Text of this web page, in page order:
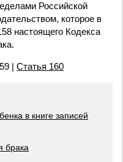
Российской
которое в
настоящего Кодекса
|Статья 160
в книге записей
брака